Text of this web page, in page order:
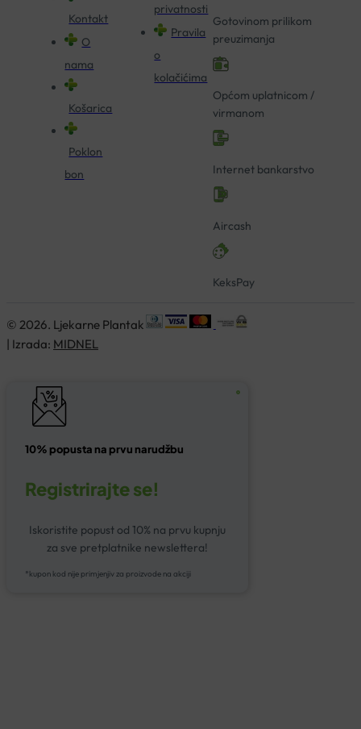
Kontakt
O
nama
Košarica
Poklon
bon
privatnosti
Pravila
o
kolačićima
Gotovinom prilikom
preuzimanja
Općom uplatnicom /
virmanom
Internet bankarstvo
Aircash
KeksPay
© 2026. Ljekarne Plantak
| Izrada: MIDNEL
10% popusta na prvu narudžbu
Registrirajte se!
Iskoristite popust od 10% na prvu kupnju
za sve pretplatnike newslettera!
*kupon kod nije primjenjiv za proizvode na akciji